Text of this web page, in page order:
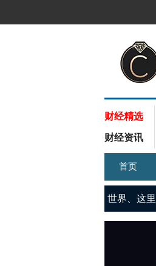
财经精选
财经资讯
首页
世界、这